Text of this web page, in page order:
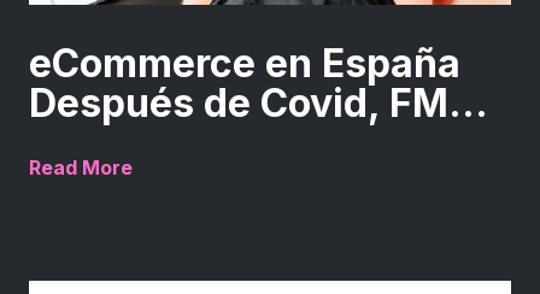
eCommerce en España
Después de Covid, FM...
Read More